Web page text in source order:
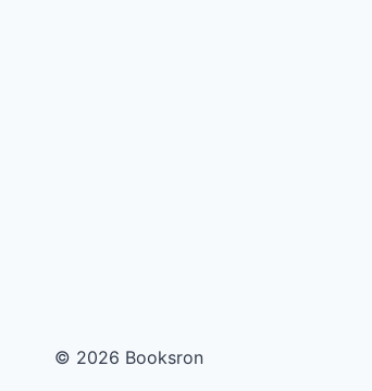
© 2026 Booksron